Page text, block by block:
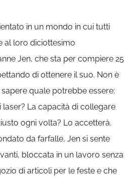
in un mondo in cui tutti
al loro diciottesimo
Jen, che sta per compiere 25
di ottenere il suo. Non è
quale potrebbe essere:
La capacità di collegare
ogni volta? Lo accetterà.
da farfalle, Jen si sente
bloccata in un lavoro senza
di articoli per le feste e che